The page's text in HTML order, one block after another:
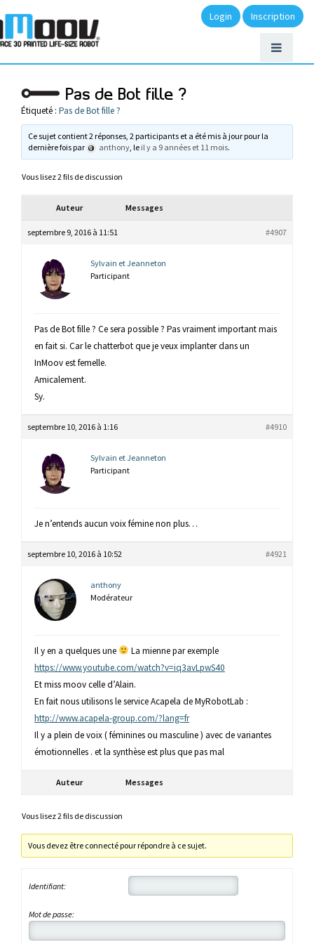
Login Inscription
Pas de Bot fille ?
Étiqueté : Pas de Bot fille ?
Ce sujet contient 2 réponses, 2 participants et a été mis à jour pour la
dernière fois par
anthony, le il y a 9 années et 11 mois.
Vous lisez 2 fils de discussion
Auteur Messages
septembre 9, 2016 à 11:51 #4907
Sylvain et Jeanneton
Participant
Pas de Bot fille ? Ce sera possible ? Pas vraiment important mais
en fait si. Car le chatterbot que je veux implanter dans un
InMoov est femelle.
Amicalement.
Sy.
septembre 10, 2016 à 1:16 #4910
Sylvain et Jeanneton
Participant
Je n’entends aucun voix fémine non plus…
septembre 10, 2016 à 10:52 #4921
anthony
Modérateur
Il y en a quelques une
La mienne par exemple
https://www.youtube.com/watch?v=iq3avLpwS40
Et miss moov celle d’Alain.
En fait nous utilisons le service Acapela de MyRobotLab :
http://www.acapela-group.com/?lang=fr
Il y a plein de voix ( féminines ou masculine ) avec de variantes
émotionnelles . et la synthèse est plus que pas mal
Auteur Messages
Vous lisez 2 fils de discussion
Vous devez être connecté pour répondre à ce sujet.
Identifiant:
Mot de passe: